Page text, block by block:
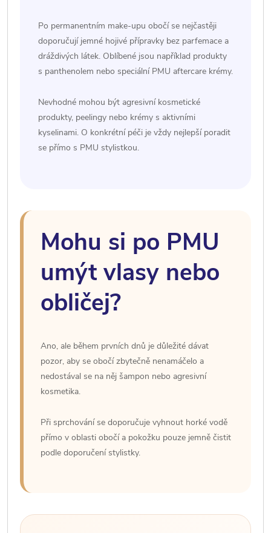
Po permanentním make-upu obočí se nejčastěji
doporučují jemné hojivé přípravky bez parfemace a
dráždivých látek. Oblíbené jsou například produkty
s panthenolem nebo speciální PMU aftercare krémy.
Nevhodné mohou být agresivní kosmetické
produkty, peelingy nebo krémy s aktivními
kyselinami. O konkrétní péči je vždy nejlepší poradit
se přímo s PMU stylistkou.
Mohu si po PMU
umýt vlasy nebo
obličej?
Ano, ale během prvních dnů je důležité dávat
pozor, aby se obočí zbytečně nenamáčelo a
nedostával se na něj šampon nebo agresivní
kosmetika.
Při sprchování se doporučuje vyhnout horké vodě
přímo v oblasti obočí a pokožku pouze jemně čistit
podle doporučení stylistky.